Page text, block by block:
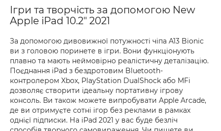
Ігри та творчість за допомогою New
Apple iPad 10.2" 2021
За допомогою дивовижної потужності чіпа A13 Bionic
ви з головою поринете в ігри. Вони функціонують
плавно та мають неймовірно реалістичну деталізацію.
Поєднання iPad з бездротовим Bluetooth-
контролером Xbox, PlayStation DualShock або MFi
дозволяє створити ідеальну портативну ігрову
консоль. Ви також можете випробувати Apple Arcade,
де ви отримуєте сотні ігор без реклами в рамках
однієї підписки. На iPad 2021 у вас буде безліч